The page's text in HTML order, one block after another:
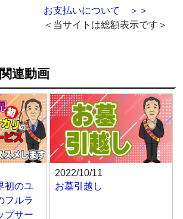
お支払いについて ＞＞
＜当サイトは総額表示です＞
連動画
初のユ
フルラ
プサー
2022/10/11
お墓引越し